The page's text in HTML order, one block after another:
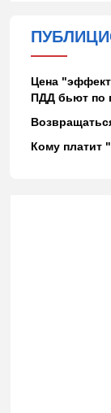
Цена
ПДД бьют по
Кому платит